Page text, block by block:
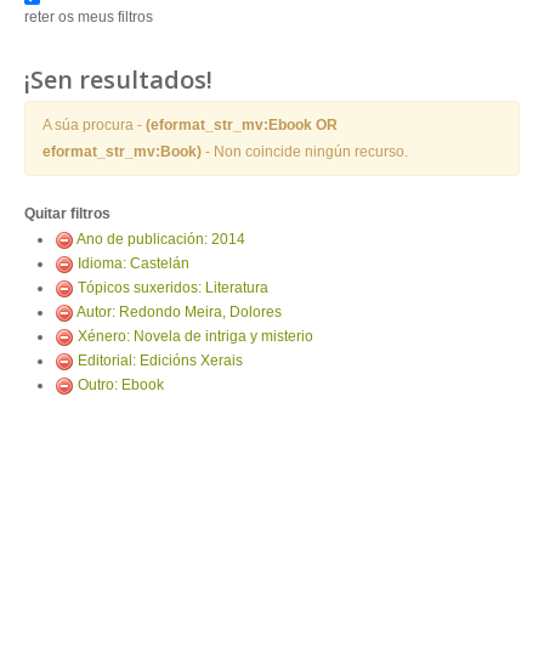
ENTRAR
reter os meus filtros
¡Sen resultados!
A súa procura - (eformat_str_mv:Ebook OR
eformat_str_mv:Book) - Non coincide ningún recurso.
Quitar filtros
Ano de publicación: 2014
Idioma: Castelán
Tópicos suxeridos: Literatura
Autor: Redondo Meira, Dolores
Xénero: Novela de intriga y misterio
Editorial: Edicións Xerais
Outro: Ebook